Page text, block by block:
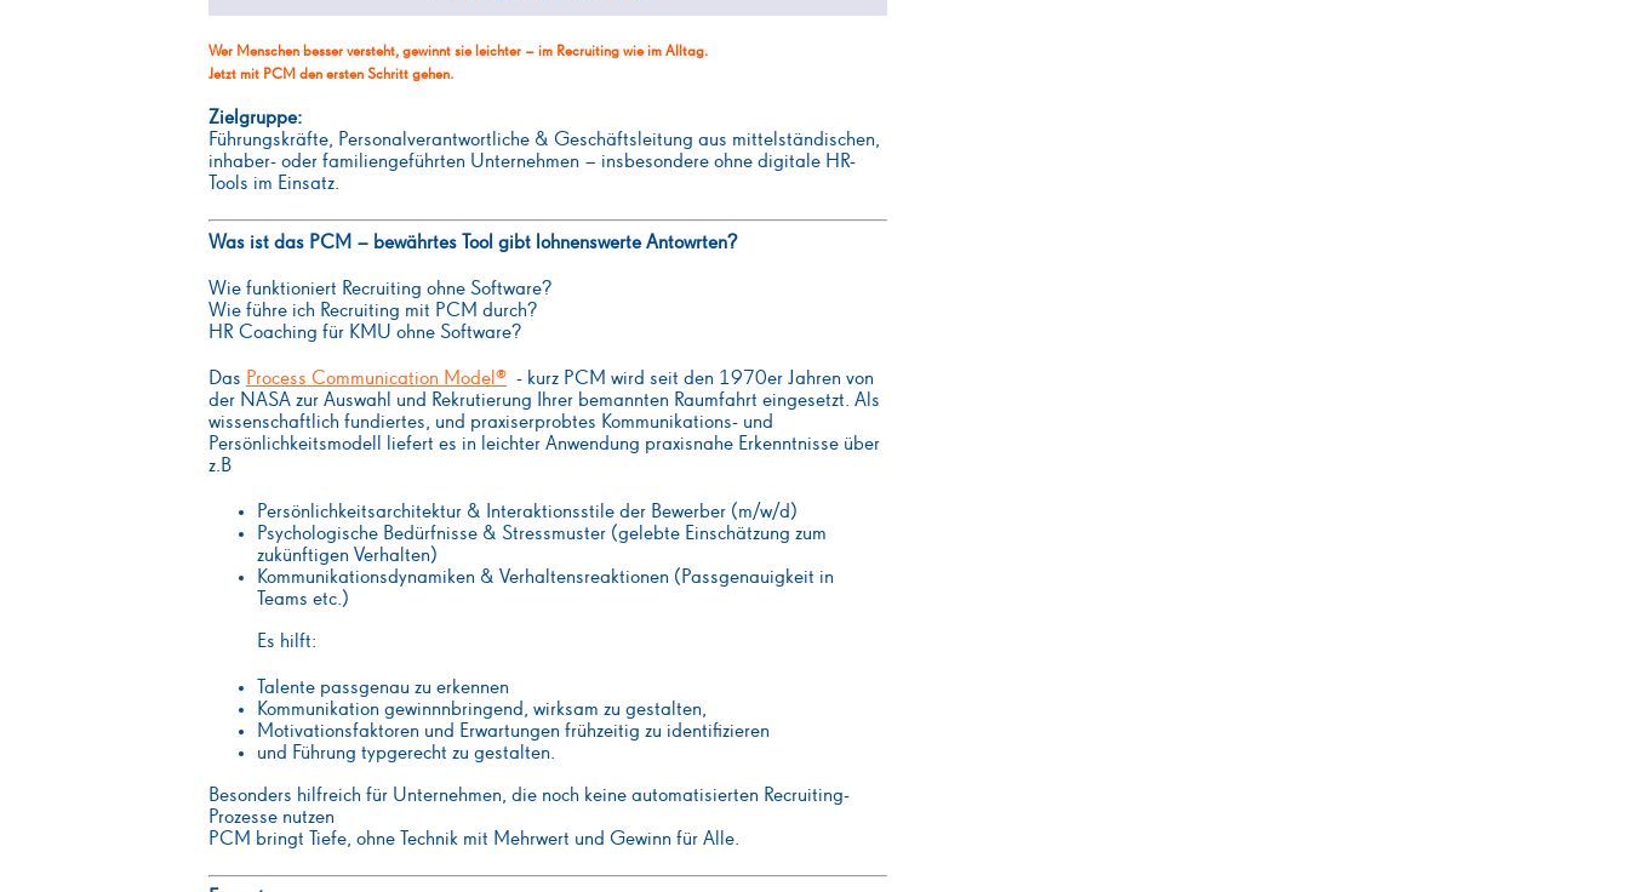
Wer Menschen besser versteht, gewinnt sie leichter – im Recruiting wie im Alltag.
Jetzt mit PCM den ersten Schritt gehen.
Zielgruppe:
Führungskräfte, Personalverantwortliche & Geschäftsleitung aus mittelständischen,
inhaber- oder familiengeführten Unternehmen – insbesondere ohne digitale HR-
Tools im Einsatz.
Was ist das PCM – bewährtes Tool gibt lohnenswerte Antowrten?
Wie funktioniert Recruiting ohne Software?
Wie führe ich Recruiting mit PCM durch?
HR Coaching für KMU ohne Software?
Das Process Communication Model® - kurz PCM wird seit den 1970er Jahren von
der NASA zur Auswahl und Rekrutierung Ihrer bemannten Raumfahrt eingesetzt. Als
wissenschaftlich fundiertes, und praxiserprobtes Kommunikations- und
Persönlichkeitsmodell liefert es in leichter Anwendung praxisnahe Erkenntnisse über
z.B
Persönlichkeitsarchitektur & Interaktionsstile der Bewerber (m/w/d)
Psychologische Bedürfnisse & Stressmuster (gelebte Einschätzung zum
zukünftigen Verhalten)
Kommunikationsdynamiken & Verhaltensreaktionen (Passgenauigkeit in
Teams etc.)
Es hilft:
Talente passgenau zu erkennen
Kommunikation gewinnnbringend, wirksam zu gestalten,
Motivationsfaktoren und Erwartungen frühzeitig zu identifizieren
und Führung typgerecht zu gestalten.
Besonders hilfreich für Unternehmen, die noch keine automatisierten Recruiting-
Prozesse nutzen
PCM bringt Tiefe, ohne Technik mit Mehrwert und Gewinn für Alle.